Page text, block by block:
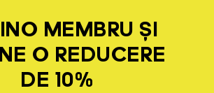
MEMBRU ȘI
O REDUCERE
DE 10%